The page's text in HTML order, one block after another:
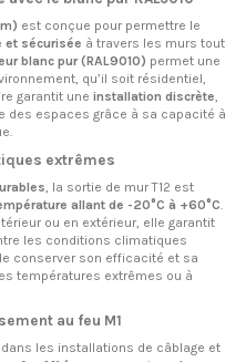
est conçue pour permettre le
et sécurisée à travers les murs tout
blanc pur (RAL9010) permet une
qu’il soit résidentiel,
garantit une installation discrète,
des espaces grâce à sa capacité à
extrêmes
, la sortie de mur T12 est
allant de -20°C à +60°C
ou en extérieur, elle garantit
les conditions climatiques
conserver son efficacité et sa
températures extrêmes ou à
au feu M1
les installations de câblage et